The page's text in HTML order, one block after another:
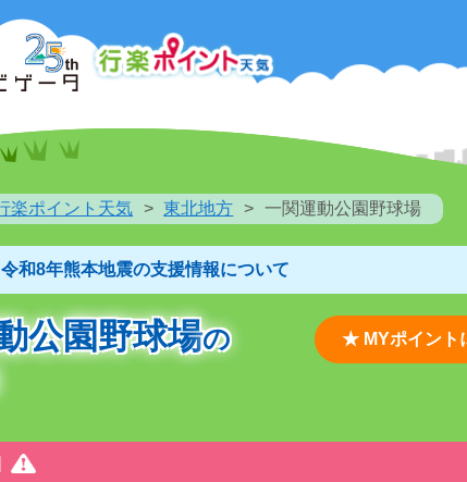
楽ポイント天気 東北地方 一関運動公園野球場
令和8年熊本地震の支援情報について
公園野球場の
★ MYポイント